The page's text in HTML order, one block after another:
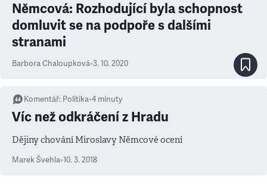
Němcová: Rozhodující byla schopnost
domluvit se na podpoře s dalšími
stranami
Barbora Chaloupková•3. 10. 2020
Komentář: Politika•4 minuty
Víc než odkráčení z Hradu
Dějiny chování Miroslavy Němcové ocení
Marek Švehla•10. 3. 2018